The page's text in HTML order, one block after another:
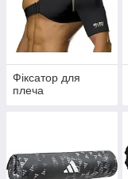
Фіксатор для
плеча